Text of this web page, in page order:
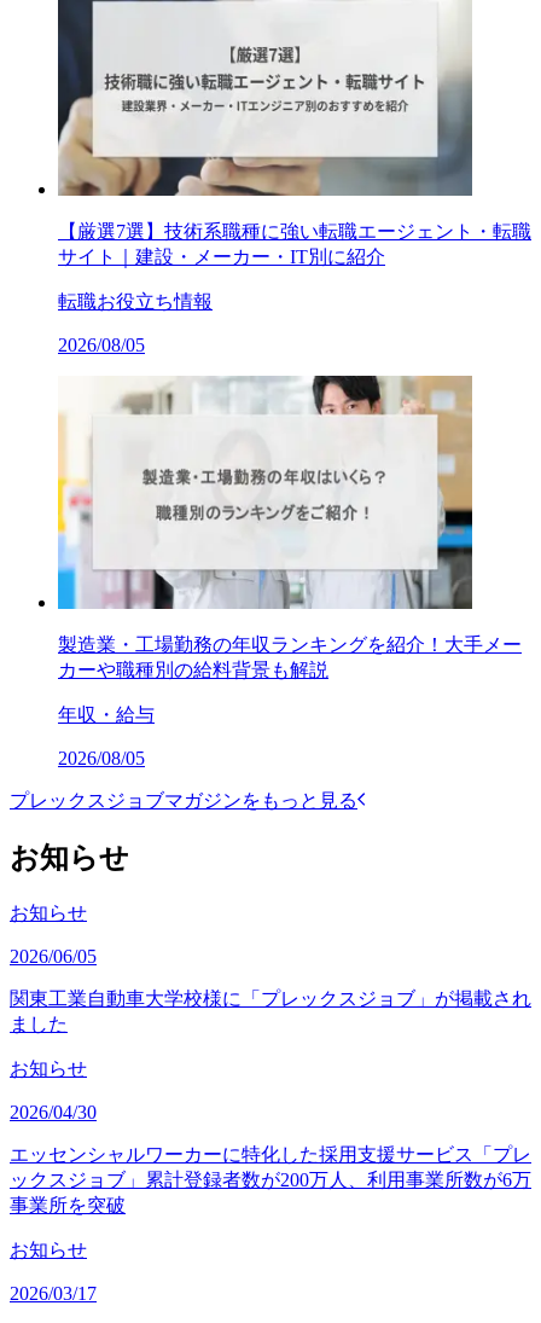
【厳選7選】技術系職種に強い転職エージェント・転職
サイト｜建設・メーカー・IT別に紹介
転職お役立ち情報
2026/08/05
製造業・工場勤務の年収ランキングを紹介！大手メー
カーや職種別の給料背景も解説
年収・給与
2026/08/05
プレックスジョブマガジンをもっと見る
お知らせ
お知らせ
2026/06/05
関東工業自動車大学校様に「プレックスジョブ」が掲載され
ました
お知らせ
2026/04/30
エッセンシャルワーカーに特化した採用支援サービス「プレ
ックスジョブ」累計登録者数が200万人、利用事業所数が6万
事業所を突破
お知らせ
2026/03/17